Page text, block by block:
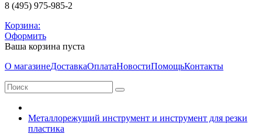
8 (495) 975-985-2
Корзина:
Оформить
Ваша корзина пуста
О магазинеДоставкаОплатаНовостиПомощьКонтакты
Металлорежущий инструмент и инструмент для резки
пластика